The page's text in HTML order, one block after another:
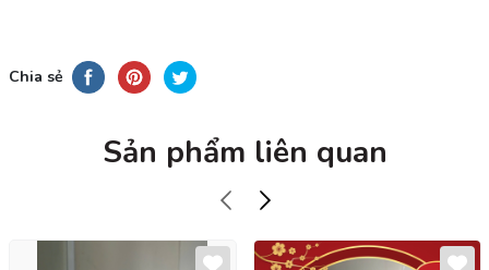
Chia sẻ
Sản phẩm liên quan